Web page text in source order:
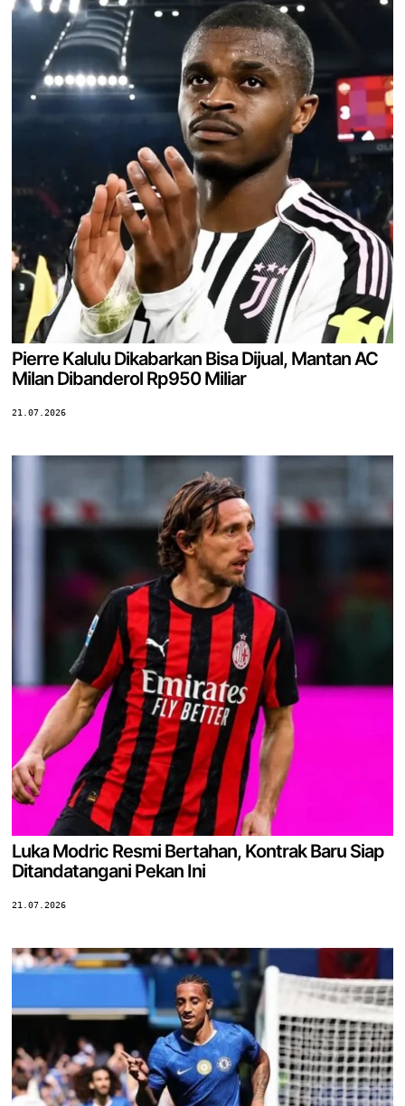
Pierre Kalulu Dikabarkan Bisa Dijual, Mantan AC
Milan Dibanderol Rp950 Miliar
21.07.2026
Luka Modric Resmi Bertahan, Kontrak Baru Siap
Ditandatangani Pekan Ini
21.07.2026